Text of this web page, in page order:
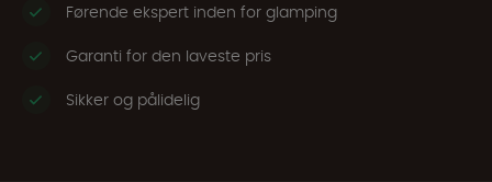
Førende ekspert inden for glamping
Garanti for den laveste pris
Sikker og pålidelig